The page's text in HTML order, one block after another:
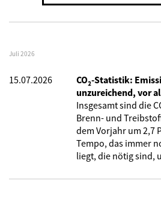
Juli 2026
15.07.2026
CO₂-Statistik:
unzureichend, vor
Insgesamt sind die
Brenn- und
dem Vorjahr um 2,7
Tempo, das immer
liegt, die nötig sind,